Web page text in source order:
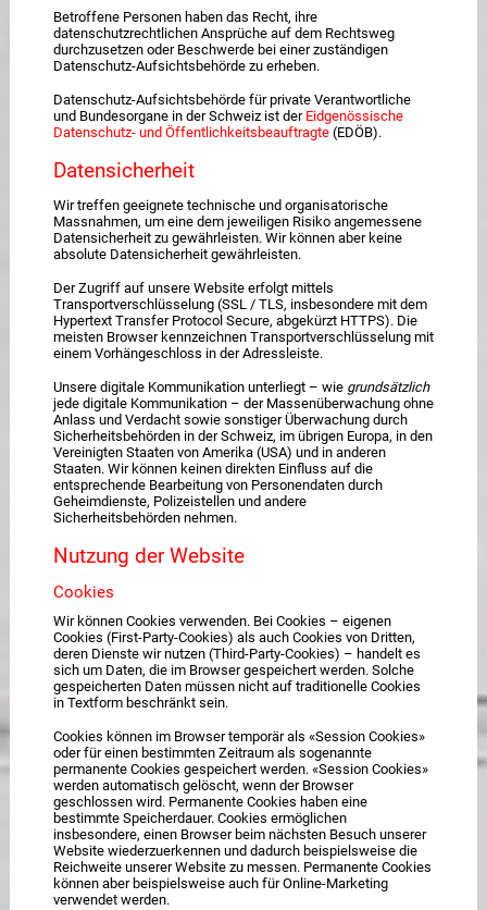
Betroffene Personen haben das Recht, ihre
datenschutzrechtlichen Ansprüche auf dem Rechtsweg
durchzusetzen oder Beschwerde bei einer zuständigen
Datenschutz-Aufsichtsbehörde zu erheben.
Datenschutz-Aufsichtsbehörde für private Verantwortliche
und Bundesorgane in der Schweiz ist der Eidgenössische
Datenschutz- und Öffentlichkeitsbeauftragte(EDÖB).
Datensicherheit
Wir treffen geeignete technische und organisatorische
Massnahmen, um eine dem jeweiligen Risiko angemessene
Datensicherheit zu gewährleisten. Wir können aber keine
absolute Datensicherheit gewährleisten.
Der Zugriff auf unsere Website erfolgt mittels
Transportverschlüsselung (SSL / TLS, insbesondere mit dem
Hypertext Transfer Protocol Secure, abgekürzt HTTPS). Die
meisten Browser kennzeichnen Transportverschlüsselung mit
einem Vorhängeschloss in der Adressleiste.
Unsere digitale Kommunikation unterliegt – wie grundsätzlich
jede digitale Kommunikation – der Massenüberwachung ohne
Anlass und Verdacht sowie sonstiger Überwachung durch
Sicherheitsbehörden in der Schweiz, im übrigen Europa, in den
Vereinigten Staaten von Amerika (USA) und in anderen
Staaten. Wir können keinen direkten Einfluss auf die
entsprechende Bearbeitung von Personendaten durch
Geheimdienste, Polizeistellen und andere
Sicherheitsbehörden nehmen.
Nutzung der Website
Cookies
Wir können Cookies verwenden. Bei Cookies – eigenen
Cookies (First-Party-Cookies) als auch Cookies von Dritten,
deren Dienste wir nutzen (Third-Party-Cookies) – handelt es
sich um Daten, die im Browser gespeichert werden. Solche
gespeicherten Daten müssen nicht auf traditionelle Cookies
in Textform beschränkt sein.
Cookies können im Browser temporär als «Session Cookies»
oder für einen bestimmten Zeitraum als sogenannte
permanente Cookies gespeichert werden. «Session Cookies»
werden automatisch gelöscht, wenn der Browser
geschlossen wird. Permanente Cookies haben eine
bestimmte Speicherdauer. Cookies ermöglichen
insbesondere, einen Browser beim nächsten Besuch unserer
Website wiederzuerkennen und dadurch beispielsweise die
Reichweite unserer Website zu messen. Permanente Cookies
können aber beispielsweise auch für Online-Marketing
verwendet werden.